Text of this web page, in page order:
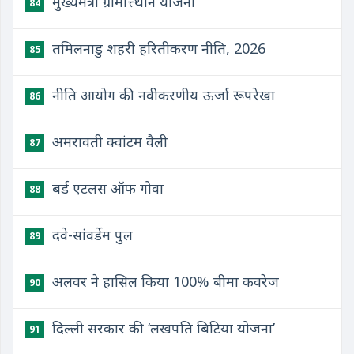
84
85 तमिलनाडु शहरी हरितीकरण नीति, 2026
86 नीति आयोग की नवीकरणीय ऊर्जा रूपरेखा
87 अमरावती क्वांटम वैली
88 बर्ड एटलस ऑफ गोवा
89 दवे-सांवर्डेम पुल
90 अलवर ने हासिल किया 100% बीमा कवरेज
91 दिल्ली सरकार की ‘लखपति बिटिया योजना’